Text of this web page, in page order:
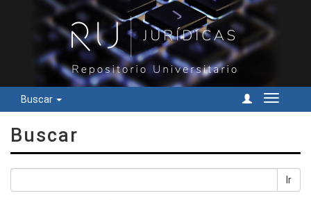
Buscar
Cambiar
Buscar
Ir